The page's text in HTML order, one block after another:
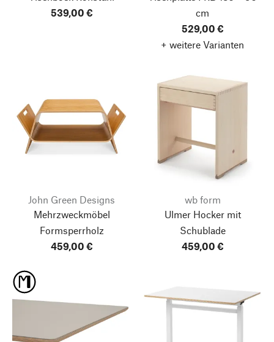
539,00 €
cm
529,00 €
+ weitere Varianten
John Green Designs
Mehrzweckmöbel
Formsperrholz
459,00 €
wb form
Ulmer Hocker mit
Schublade
459,00 €